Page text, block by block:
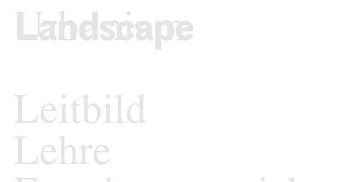
zum Inhalt springen
Leitbild
Lehre